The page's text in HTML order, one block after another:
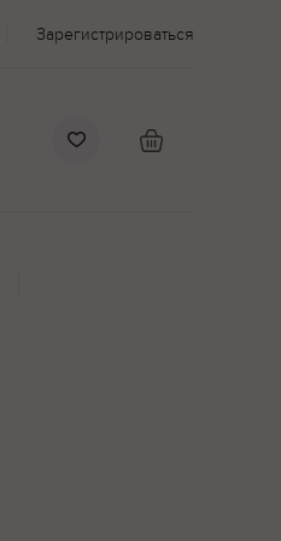
Зарегистрироваться